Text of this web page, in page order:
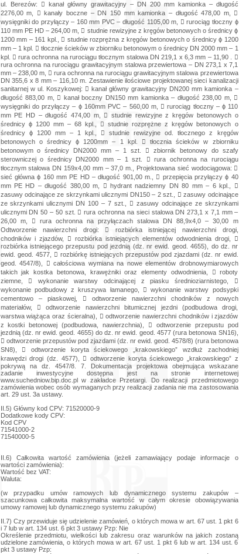
ul. Berezów:  kanał główny grawitacyjny – DN 200 mm kamionka – długość
2276,00 m,  kanały boczne – DN 150 mm kamionka – długość 478,00 m, 
wysięgniki do przyłączy – 160 mm PVC – długość 1105,00 m,  rurociąg tłoczny ϕ
110 mm PE HD – 264,00 m,  studnie rewizyjne z kręgów betonowych o średnicy ϕ
1200 mm – 161 kpl.,  studnie rozprężna z kręgów betonowych o średnicy ϕ 1200
mm – 1 kpl.  tłocznie ścieków w zbiorniku betonowym o średnicy DN 2000 mm – 1
kpl.  rura ochronna na rurociągu tłocznym stalowa DN 219,1 x 6,3 mm – 11,90 . 
rura ochronna na rurociągu grawitacyjnym stalowa przewiertowa – DN 273,1 x 7,1
mm – 238,00 m,  rura ochronna na rurociągu grawitacyjnym stalowa przewiertowa
DN 355,6 x 8 mm – 116,10 m. Zestawienie ilościowe projektowanej sieci kanalizacji
sanitarnej w ul. Koszykowej:  kanał główny grawitacyjny DN200 mm kamionka –
długość 883,00 m,  kanał boczny DN150 mm kamionka – długość 238,00 m, 
wysięgniki do przyłączy – ϕ 160mm PVC – 560,00 m,  rurociąg tłoczny – ϕ 110
mm PE HD – długość 474,00 m,  studnie rewizyjne z kręgów betonowych o
średnicy ϕ 1200 mm – 68 kpl.,  studnie rozprężne z kręgów betonowych o
średnicy ϕ 1200 mm – 1 kpl.,  studnie rewizyjne od. tłocznego z kręgów
betonowych o średnicy ϕ 1200mm – 1 kpl.  tłocznia ścieków w zbiorniku
betonowym o średnicy DN2000 mm – 1 szt.  zbiornik betonowy do szafy
sterowniczej o średnicy DN2000 mm – 1 szt.  rura ochronna na rurociągu
tłocznym stalowa DN 159x4,00 mm – 37,0 m., Projektowana sieć wodociągowa: 
sieć główna ϕ 160 mm PE HD – długość 901,00 m.,  przepięcia przyłączy ϕ 40
mm PE HD – długość 380,00 m,  hydrant nadziemny DN 80 mm – 6 kpl., 
zasuwy odcinające ze skrzynkami ulicznymi DN150 – 2 szt.,  zasuwy odcinające
ze skrzynkami ulicznymi DN 100 – 7 szt.,  zasuwy odcinające ze skrzynkami
ulicznymi DN 50 – 50 szt.  rura ochronna na sieci stalowa DN 273,1 x 7,1 mm –
26,00 m,  rura ochronna na przyłączach stalowa DN 88,9x4,0 – 30,00 m
Odtworzenie nawierzchni drogi:  rozbiórka istniejącej nawierzchni drogi,
chodników i zjazdów,  rozbiórka istniejących elementów odwodnienia drogi, 
rozbiórka istniejącego przepustu pod jezdnią (dz. nr ewid. geod. 4655), do dz. nr
ewid. geod. 4577,  rozbiórkę istniejących przepustów pod zjazdami (dz. nr ewid.
geod. 4547/8),  całościowa wymiana na nowe elementów drobnowymiarowych
takich jak kostka betonowa, krawężniki oraz elementy odwodnienia,  roboty
ziemne,  wykonanie warstwy odcinającej z piasku średnioziarnistego, 
wykonanie podbudowy z kruszywa łamanego,  wykonanie warstwy podsypki
cementowo – piaskowej,  odtworzenie nawierzchni chodników z nowych
materiałów,  odtworzenie nawierzchni bitumicznej jezdni (podbudowa drogi,
warstwa wiążąca oraz ścieralna),  odtworzenie nawierzchni chodników i zjazdów
z kostki betonowej (podbudowa, nawierzchnia),  odtworzenie przepustu pod
jezdnią (dz. nr ewid. geod. 4655) do dz. nr ewid. geod. 4577 (rura betonowa SN16),
 odtworzenie przepustów pod zjazdami (dz. nr ewid. geod. 4578/8) (rura betonowa
SN8),  odtworzenie koryta ściekowego „krakowskiego” wzdłuż zachodniej
krawędzi drogi (dz. 4577),  odtworzenie koryta ściekowego „krakowskiego” z
pokrywą na dz. 4547/8. 7. Dokumentacja projektowa obejmująca wskazane
zadanie inwestycyjne dostępna jest na stronie internetowej
www.suchedniow.bip.doc.pl w zakładce Przetargi. Do realizacji przedmiotowego
zamówienia wobec osób wymaganych przy realizacji zadania nie ma zastosowania
art. 29 ust. 3a ustawy.
II.5) Główny kod CPV: 71520000-9
Dodatkowe kody CPV:
Kod CPV
71541000-2
71540000-5
II.6) Całkowita wartość zamówienia (jeżeli zamawiający podaje informacje o
wartości zamówienia):
Wartość bez VAT:
Waluta:
(w przypadku umów ramowych lub dynamicznego systemu zakupów –
szacunkowa całkowita maksymalna wartość w całym okresie obowiązywania
umowy ramowej lub dynamicznego systemu zakupów)
II.7) Czy przewiduje się udzielenie zamówień, o których mowa w art. 67 ust. 1 pkt 6
i 7 lub w art. 134 ust. 6 pkt 3 ustawy Pzp: Nie
Określenie przedmiotu, wielkości lub zakresu oraz warunków na jakich zostaną
udzielone zamówienia, o których mowa w art. 67 ust. 1 pkt 6 lub w art. 134 ust. 6
pkt 3 ustawy Pzp: